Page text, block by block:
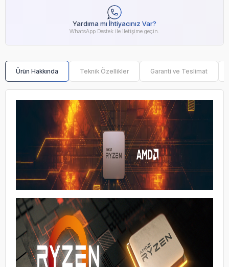
Yardıma mı İhtiyacınız Var?
WhatsApp Destek ile iletişime geçin.
Ürün Hakkında Teknik Özellikler Garanti ve Teslimat